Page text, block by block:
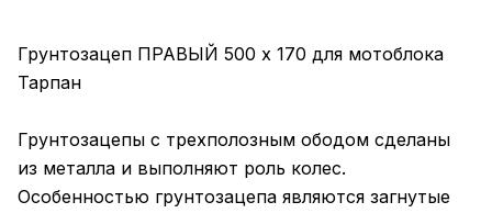
Грунтозацеп ПРАВЫЙ 500 х 170 для мотоблока
Тарпан
Грунтозацепы с трехполозным ободом сделаны
из металла и выполняют роль колес.
Особенностью грунтозацепа являются загнутые